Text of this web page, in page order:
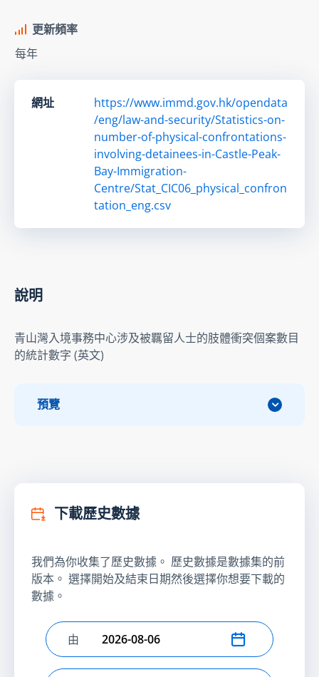
更新頻率
每年
網址
https://www.immd.gov.hk/opendata
/eng/law-and-security/Statistics-on-
number-of-physical-confrontations-
involving-detainees-in-Castle-Peak-
Bay-Immigration-
Centre/Stat_CIC06_physical_confron
tation_eng.csv
說明
青山灣入境事務中心涉及被羈留人士的肢體衝突個案數目
的統計數字 (英文)
預覽
下載歷史數據
我們為你收集了歷史數據。 歷史數據是數據集的前
版本。 選擇開始及結束日期然後選擇你想要下載的
數據。
選擇開始日期
由